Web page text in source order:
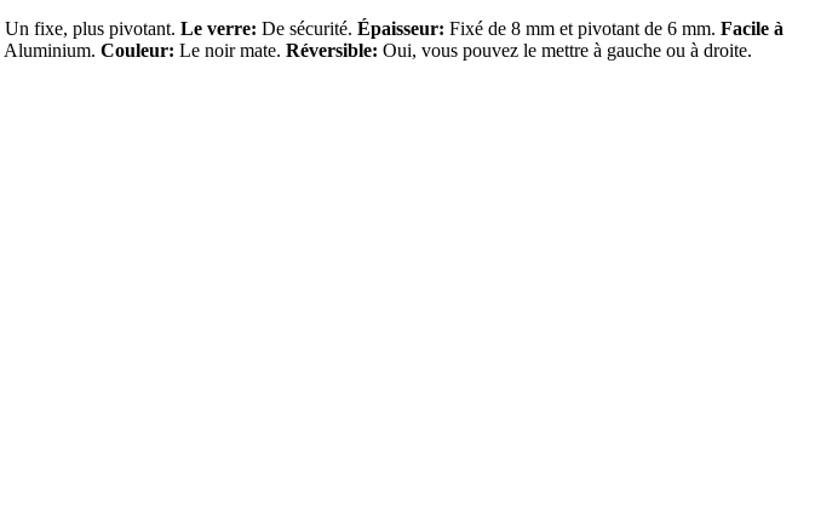
Un fixe, plus pivotant. Le verre: De sécurité. Épaisseur: Fixé de 8 mm et pivotant de 6 mm. Facile à
Aluminium. Couleur: Le noir mate. Réversible: Oui, vous pouvez le mettre à gauche ou à droite.